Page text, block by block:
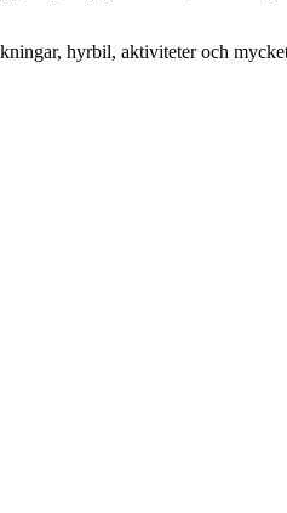
hyrbil, aktiviteter och